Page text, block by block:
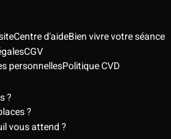
Centre d'aideBien vivre votre séance
CGV
personnellesPolitique CVD
?
?
vous attend ?